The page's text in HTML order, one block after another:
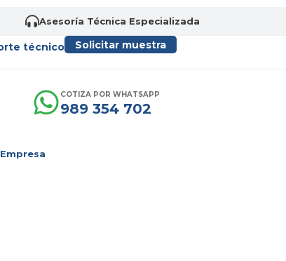
Asesoría Técnica Especializada
técnico Solicitar muestra
COTIZA POR WHATSAPP
989 354 702
Empresa